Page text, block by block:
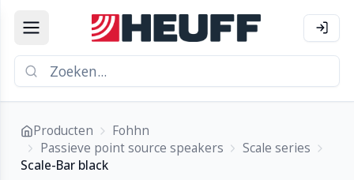
Producten
Fohhn
Passieve point source speakers
Scale series
Scale-Bar black